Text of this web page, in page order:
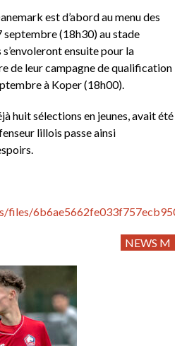
est d’abord au menu des
septembre (18h30) au stade
ensuite pour la
de leur campagne de qualification
à Koper (18h00).
huit sélections en jeunes, avait été
lillois passe ainsi
files/
NEWS M